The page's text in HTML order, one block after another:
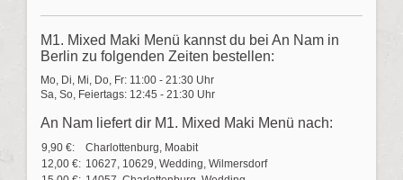
M1. Mixed Maki Menü kannst du bei An Nam in
Berlin zu folgenden Zeiten bestellen:
Mo, Di, Mi, Do, Fr: 11:00 - 21:30 Uhr
Sa, So, Feiertags: 12:45 - 21:30 Uhr
An Nam liefert dir M1. Mixed Maki Menü nach:
9,90 €:
Charlottenburg, Moabit
12,00 €: 10627, 10629, Wedding, Wilmersdorf